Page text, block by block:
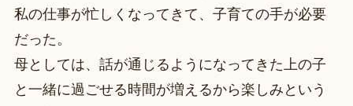
私の仕事が忙しくなってきて、子育ての手が必要
だった。
母としては、話が通じるようになってきた上の子
と一緒に過ごせる時間が増えるから楽しみという